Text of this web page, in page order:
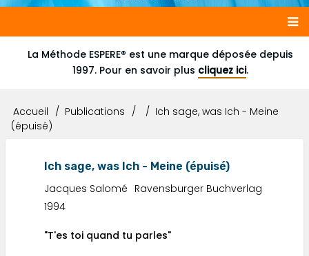
Main
navigation
La Méthode ESPERE® est une marque déposée depuis
1997. Pour en savoir plus cliquez ici.
FilAccueil Publications
Ich sage, was Ich - Meine
(épuisé)
Ich sage, was Ich - Meine (épuisé)
Jacques Salomé Ravensburger Buchverlag
1994
"T'es toi quand tu parles"